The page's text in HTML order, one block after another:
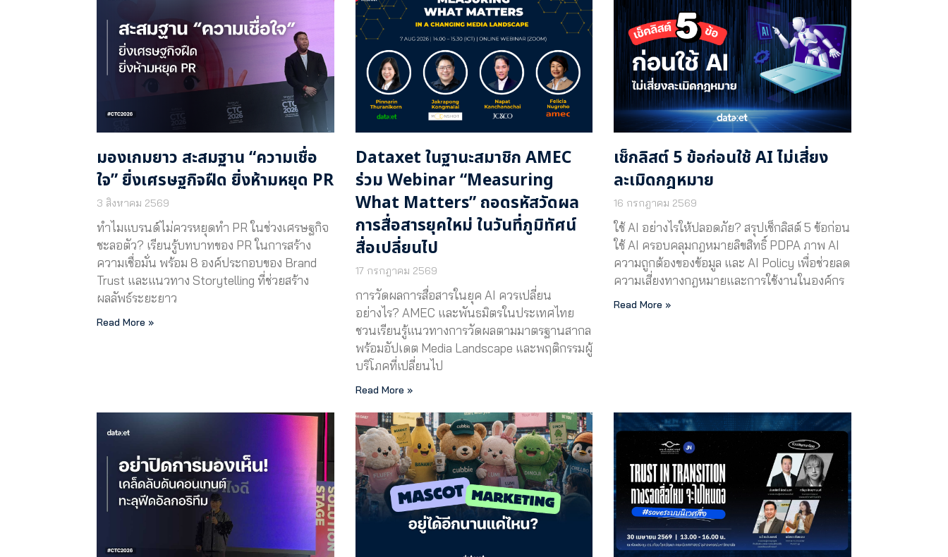
มองเกมยาว สะสมฐาน “ความเชื่อ
ใจ” ยิ่งเศรษฐกิจฝืด ยิ่งห้ามหยุด PR
3 สิงหาคม 2569
ทำไมแบรนด์ไม่ควรหยุดทำ PR ในช่วงเศรษฐกิจ
ชะลอตัว? เรียนรู้บทบาทของ PR ในการสร้าง
ความเชื่อมั่น พร้อม 8 องค์ประกอบของ Brand
Trust และแนวทาง Storytelling ที่ช่วยสร้าง
ผลลัพธ์ระยะยาว
Read More »
Dataxet ในฐานะสมาชิก AMEC
ร่วม Webinar “Measuring
What Matters” ถอดรหัสวัดผล
การสื่อสารยุคใหม่ ในวันที่ภูมิทัศน์
สื่อเปลี่ยนไป
17 กรกฎาคม 2569
การวัดผลการสื่อสารในยุค AI ควรเปลี่ยน
อย่างไร? AMEC และพันธมิตรในประเทศไทย
ชวนเรียนรู้แนวทางการวัดผลตามมาตรฐานสากล
พร้อมอัปเดต Media Landscape และพฤติกรรมผู้
บริโภคที่เปลี่ยนไป
Read More »
เช็กลิสต์ 5 ข้อก่อนใช้ AI ไม่เสี่ยง
ละเมิดกฎหมาย
16 กรกฎาคม 2569
ใช้ AI อย่างไรให้ปลอดภัย? สรุปเช็กลิสต์ 5 ข้อก่อน
ใช้ AI ครอบคลุมกฎหมายลิขสิทธิ์ PDPA ภาพ AI
ความถูกต้องของข้อมูล และ AI Policy เพื่อช่วยลด
ความเสี่ยงทางกฎหมายและการใช้งานในองค์กร
Read More »